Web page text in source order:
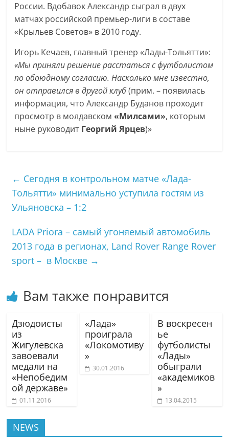
России. Вдобавок Александр сыграл в двух
матчах российской премьер-лиги в составе
«Крыльев Советов» в 2010 году.
Игорь Кечаев, главный тренер «Лады-Тольятти»:
«Мы приняли решение расстаться с футболистом
по обоюдному согласию. Насколько мне известно,
он отправился в другой клуб(прим. – появилась
информация, что Александр Буданов проходит
просмотр в молдавском«Милсами», которым
ныне руководит Георгий Ярцев)»
← Сегодня в контрольном матче «Лада-
Тольятти» минимально уступила гостям из
Ульяновска – 1:2
LADA Priora – самый угоняемый автомобиль
2013 года в регионах, Land Rover Range Rover
sport – в Москве →
Вам также понравится
Дзюдоисты
из
Жигулевска
завоевали
медали на
«Непобедим
ой державе»
01.11.2016
«Лада»
проиграла
«Локомотиву
»
30.01.2016
В воскресен
ье
футболисты
«Лады»
обыграли
«академиков
»
13.04.2015
NEWS